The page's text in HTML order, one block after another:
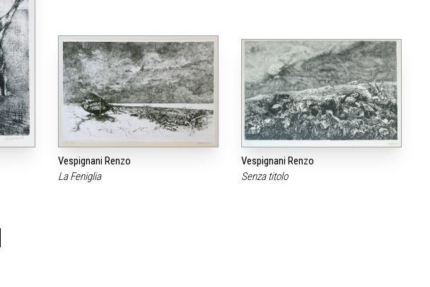
Vespignani Renzo
La Feniglia
Vespignani Renzo
Senza titolo